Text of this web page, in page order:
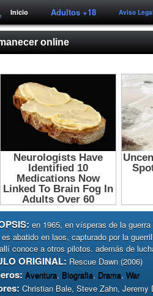
Inicio Adultos +18 Aviso Legal
online
en 1965, en vísperas de la
abatido en laos, capturado por la
conoce a otros pilotos. además de
ORIGINAL: Rescue Dawn (2006)
Aventura, Biografia, Drama, War
Christian Bale, Steve Zahn, Jeremy